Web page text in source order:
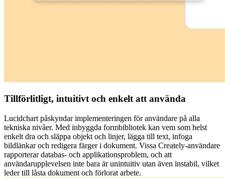
Tillförlitligt, intuitivt och enkelt att använda
Lucidchart påskyndar implementeringen för användare på alla
tekniska nivåer. Med inbyggda formbibliotek kan vem som helst
enkelt dra och släppa objekt och linjer, lägga till text, infoga
bildlänkar och redigera färger i dokument. Vissa Creately-användare
rapporterar databas- och applikationsproblem, och att
användarupplevelsen inte bara är unintuitiv utan även instabil, vilket
leder till låsta dokument och förlorat arbete.